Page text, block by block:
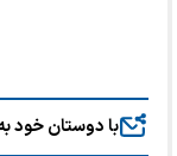
با دوستان خود